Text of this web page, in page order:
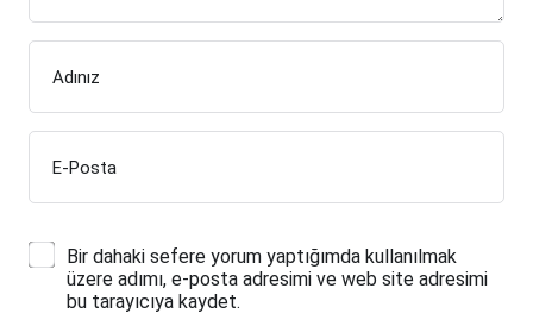
Adınız
E-Posta
Bir dahaki sefere yorum yaptığımda kullanılmak
üzere adımı, e-posta adresimi ve web site adresimi
bu tarayıcıya kaydet.